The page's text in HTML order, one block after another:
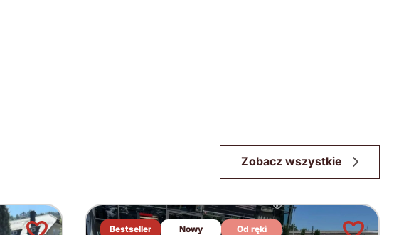
Zobacz wszystkie
Bestseller Nowy Od ręki